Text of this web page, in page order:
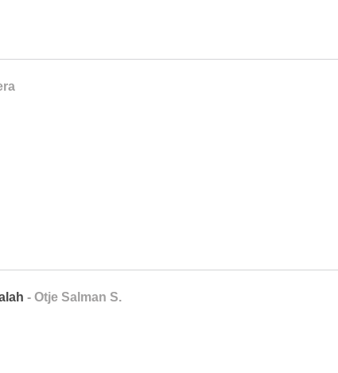
- Otje Salman S.